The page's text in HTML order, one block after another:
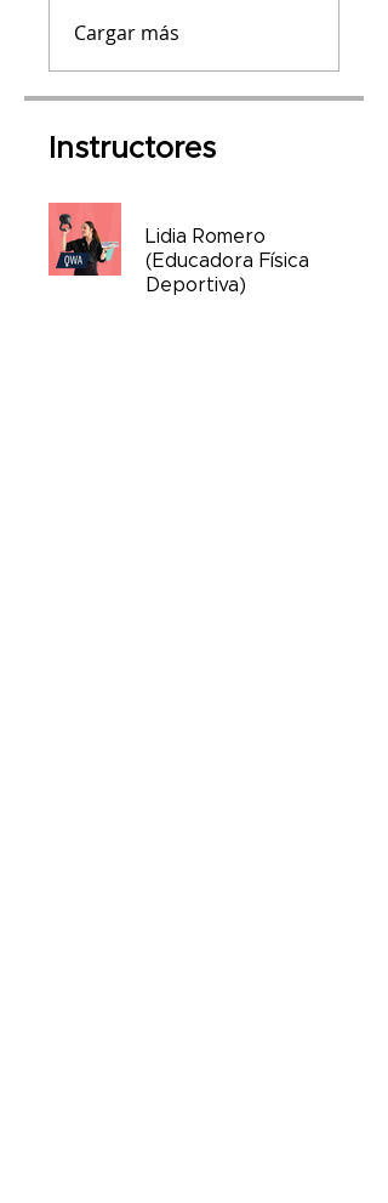
Cargar más
Instructores
Lidia Romero
(Educadora Física
Deportiva)